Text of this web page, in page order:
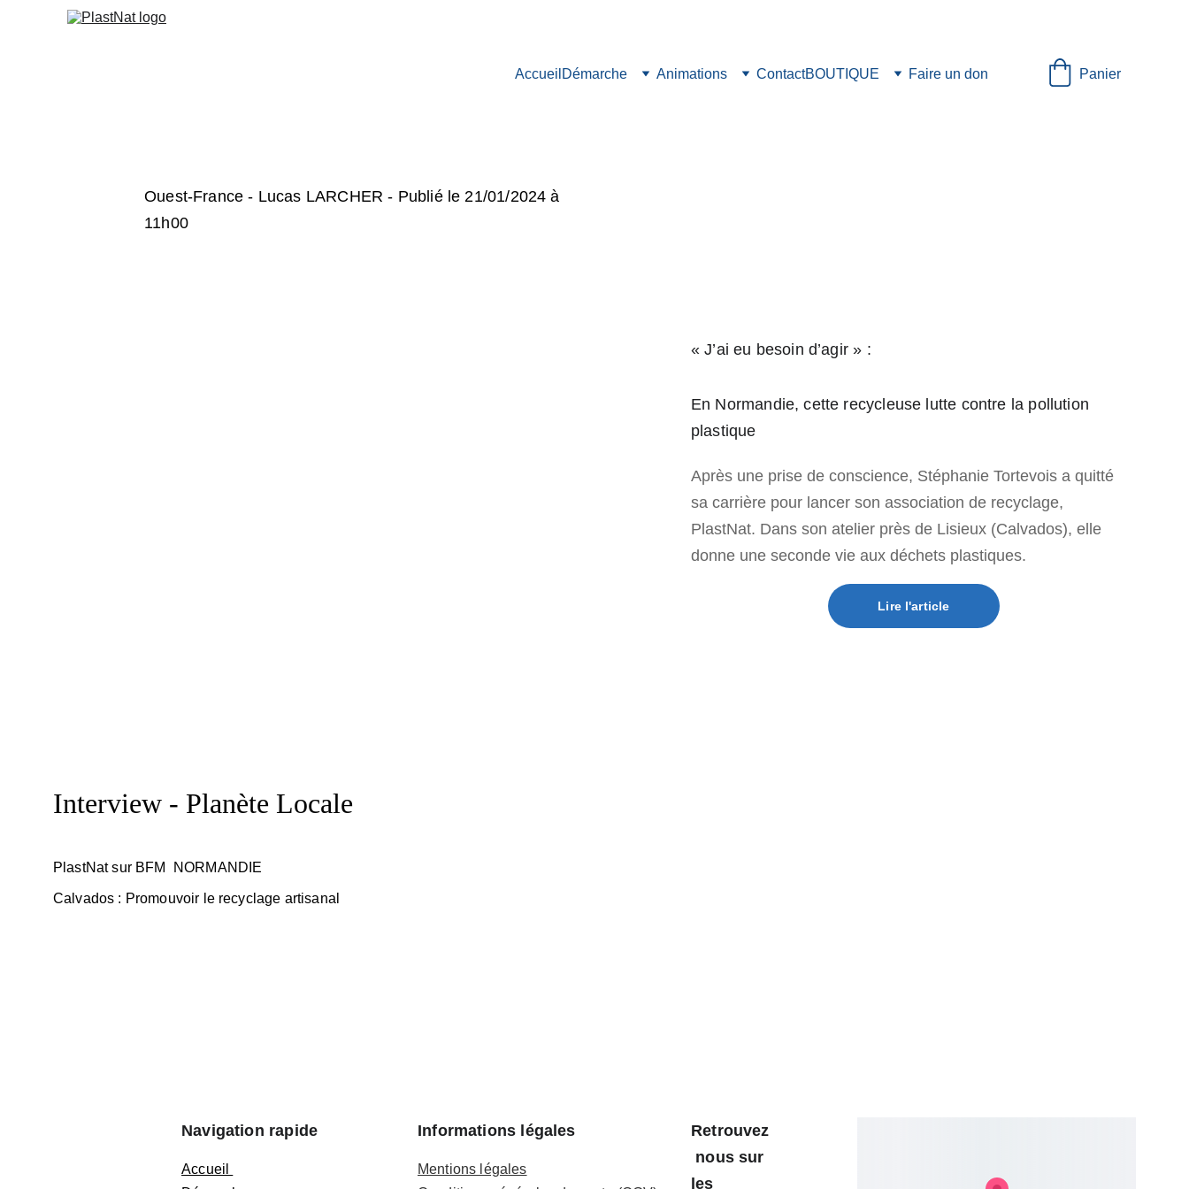
Accueil Démarche Animations ContactBOUTIQUE Faire un don Panier
« J’ai eu besoin d’agir » :
En Normandie, cette recycleuse lutte contre la pollution
plastique
Après une prise de conscience, Stéphanie Tortevois a quitté
sa carrière pour lancer son association de recyclage,
PlastNat. Dans son atelier près de Lisieux (Calvados), elle
donne une seconde vie aux déchets plastiques.
Ouest-France - Lucas LARCHER - Publié le 21/01/2024 à
11h00
Lire l'article
Interview - Planète Locale
PlastNat sur BFM  NORMANDIE
Calvados : Promouvoir le recyclage artisanal
Navigation rapide
Accueil
Retrouvez
nous sur
les
Informations légales
Mentions légales